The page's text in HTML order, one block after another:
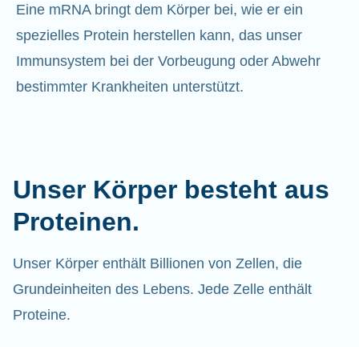
Eine mRNA bringt dem Körper bei, wie er ein
spezielles Protein herstellen kann, das unser
Immunsystem bei der Vorbeugung oder Abwehr
bestimmter Krankheiten unterstützt.
Unser Körper besteht aus
Proteinen.
Unser Körper enthält Billionen von Zellen, die
Grundeinheiten des Lebens. Jede Zelle enthält
Proteine.